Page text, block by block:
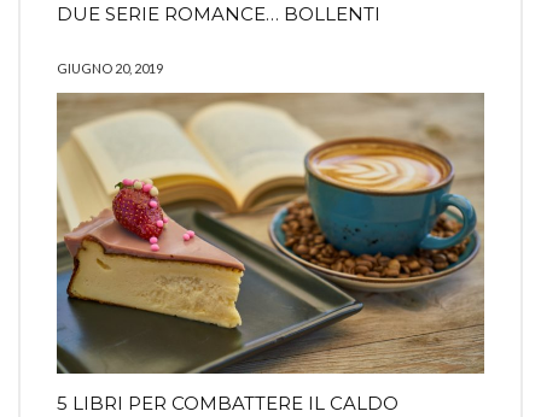
DUE SERIE ROMANCE… BOLLENTI
GIUGNO 20, 2019
5 LIBRI PER COMBATTERE IL CALDO